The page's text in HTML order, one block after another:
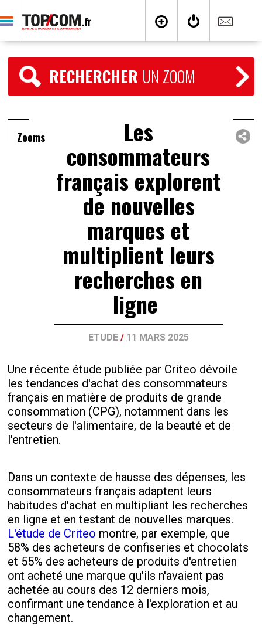
RECHERCHER UN ZOOM
Zooms Les
consommateurs
français explorent
de nouvelles
marques et
multiplient leurs
recherches en
ligne
ETUDE/ 11 MARS 2025
Une récente étude publiée par Criteo dévoile
les tendances d'achat des consommateurs
français en matière de produits de grande
consommation (CPG), notamment dans les
secteurs de l'alimentaire, de la beauté et de
l'entretien.
Dans un contexte de hausse des dépenses, les
consommateurs français adaptent leurs
habitudes d'achat en multipliant les recherches
en ligne et en testant de nouvelles marques.
L'étude de Criteo montre, par exemple, que
58% des acheteurs de confiseries et chocolats
et 55% des acheteurs de produits d'entretien
ont acheté une marque qu'ils n'avaient pas
achetée au cours des 12 derniers mois,
confirmant une tendance à l'exploration et au
changement.